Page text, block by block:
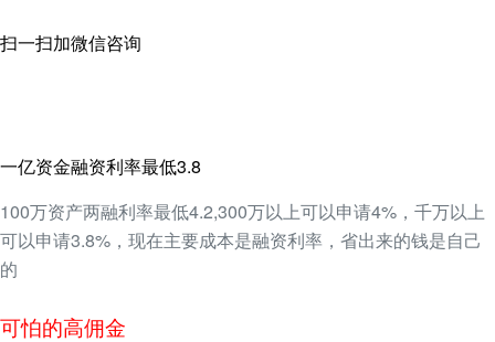
扫一扫加微信咨询
一亿资金融资利率最低3.8
100万资产两融利率最低4.2,300万以上可以申请4%，千万以上
可以申请3.8%，现在主要成本是融资利率，省出来的钱是自己
的
可怕的高佣金